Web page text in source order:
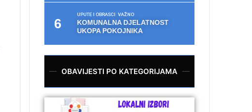
UPUTE I OBRASCI VAŽNO
KOMUNALNA DJELATNOST
UKOPA POKOJNIKA
OBAVIJESTI PO KATEGORIJAMA